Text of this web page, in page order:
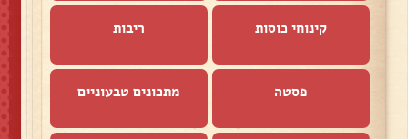
קינוחי כוסות ריבות
פסטה מתכונים טבעוניים